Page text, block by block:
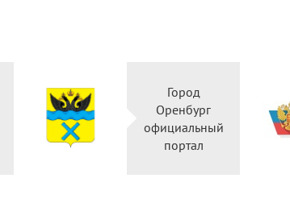
Город
Оренбург
официальный
портал